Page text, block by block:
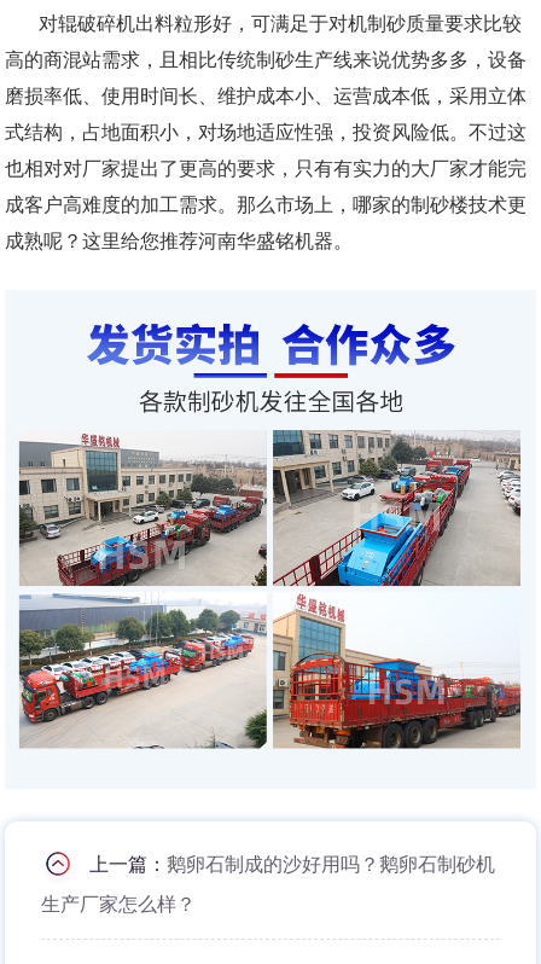
对辊破碎机出料粒形好，可满足于对机制砂质量要求比较
高的商混站需求，且相比传统制砂生产线来说优势多多，设备
磨损率低、使用时间长、维护成本小、运营成本低，采用立体
式结构，占地面积小，对场地适应性强，投资风险低。不过这
也相对对厂家提出了更高的要求，只有有实力的大厂家才能完
成客户高难度的加工需求。那么市场上，哪家的制砂楼技术更
成熟呢？这里给您推荐河南华盛铭机器。
上一篇：鹅卵石制成的沙好用吗？鹅卵石制砂机
生产厂家怎么样？